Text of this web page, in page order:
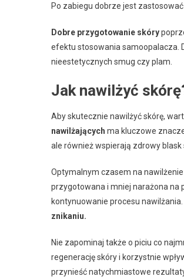
Po zabiegu dobrze jest zastosować
Dobre przygotowanie skóry
efektu stosowania samoopalacza.
nieestetycznych smug czy plam.
Jak nawilżyć
Aby skutecznie nawilżyć skórę,
nawilżających ma kluczowe
ale również wspierają zdrowy blask
Optymalnym czasem na
przygotowana i mniej narażona na
kontynuowanie procesu
znikaniu.
Nie zapominaj także o piciu co
regenerację skóry i korzystnie
przynieść natychmiastowe